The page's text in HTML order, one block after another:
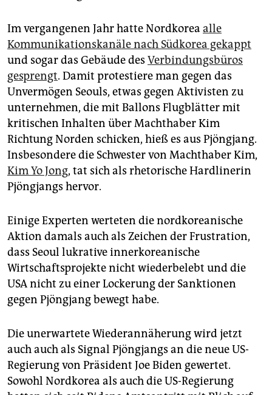
Im vergangenen Jahr hatte Nordkorea alle
Kommunikationskanäle nach Südkorea gekappt
und sogar das Gebäude des Verbindungsbüros
gesprengt. Damit protestiere man gegen das
Unvermögen Seouls, etwas gegen Aktivisten zu
unternehmen, die mit Ballons Flugblätter mit
kritischen Inhalten über Machthaber Kim
Richtung Norden schicken, hieß es aus Pjöngjang.
Insbesondere die Schwester von Machthaber Kim,
Kim Yo Jong, tat sich als rhetorische Hardlinerin
Pjöngjangs hervor.
Einige Experten werteten die nordkoreanische
Aktion damals auch als Zeichen der Frustration,
dass Seoul lukrative innerkoreanische
Wirtschaftsprojekte nicht wiederbelebt und die
USA nicht zu einer Lockerung der Sanktionen
gegen Pjöngjang bewegt habe.
Die unerwartete Wiederannäherung wird jetzt
auch auch als Signal Pjöngjangs an die neue US-
Regierung von Präsident Joe Biden gewertet.
Sowohl Nordkorea als auch die US-Regierung